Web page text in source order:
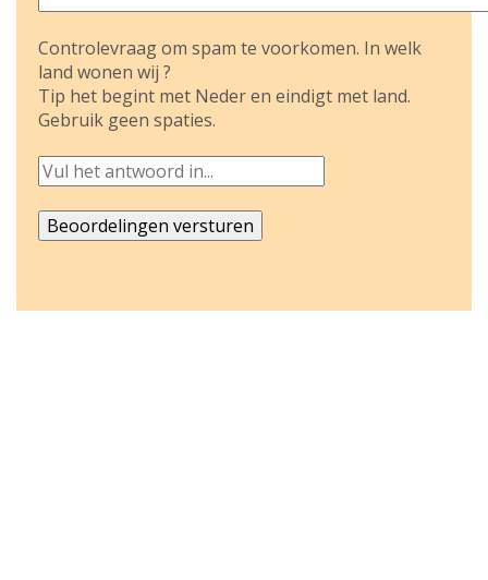
Controlevraag om spam te voorkomen. In welk
land wonen wij ?
Tip het begint met Neder en eindigt met land.
Gebruik geen spaties.